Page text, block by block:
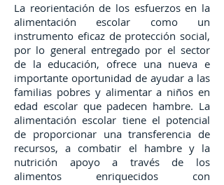
La reorientación de los esfuerzos en la
alimentación escolar como un
instrumento eficaz de protección social,
por lo general entregado por el sector
de la educación, ofrece una nueva e
importante oportunidad de ayudar a las
familias pobres y alimentar a niños en
edad escolar que padecen hambre. La
alimentación escolar tiene el potencial
de proporcionar una transferencia de
recursos, a combatir el hambre y la
nutrición apoyo a través de los
alimentos enriquecidos con